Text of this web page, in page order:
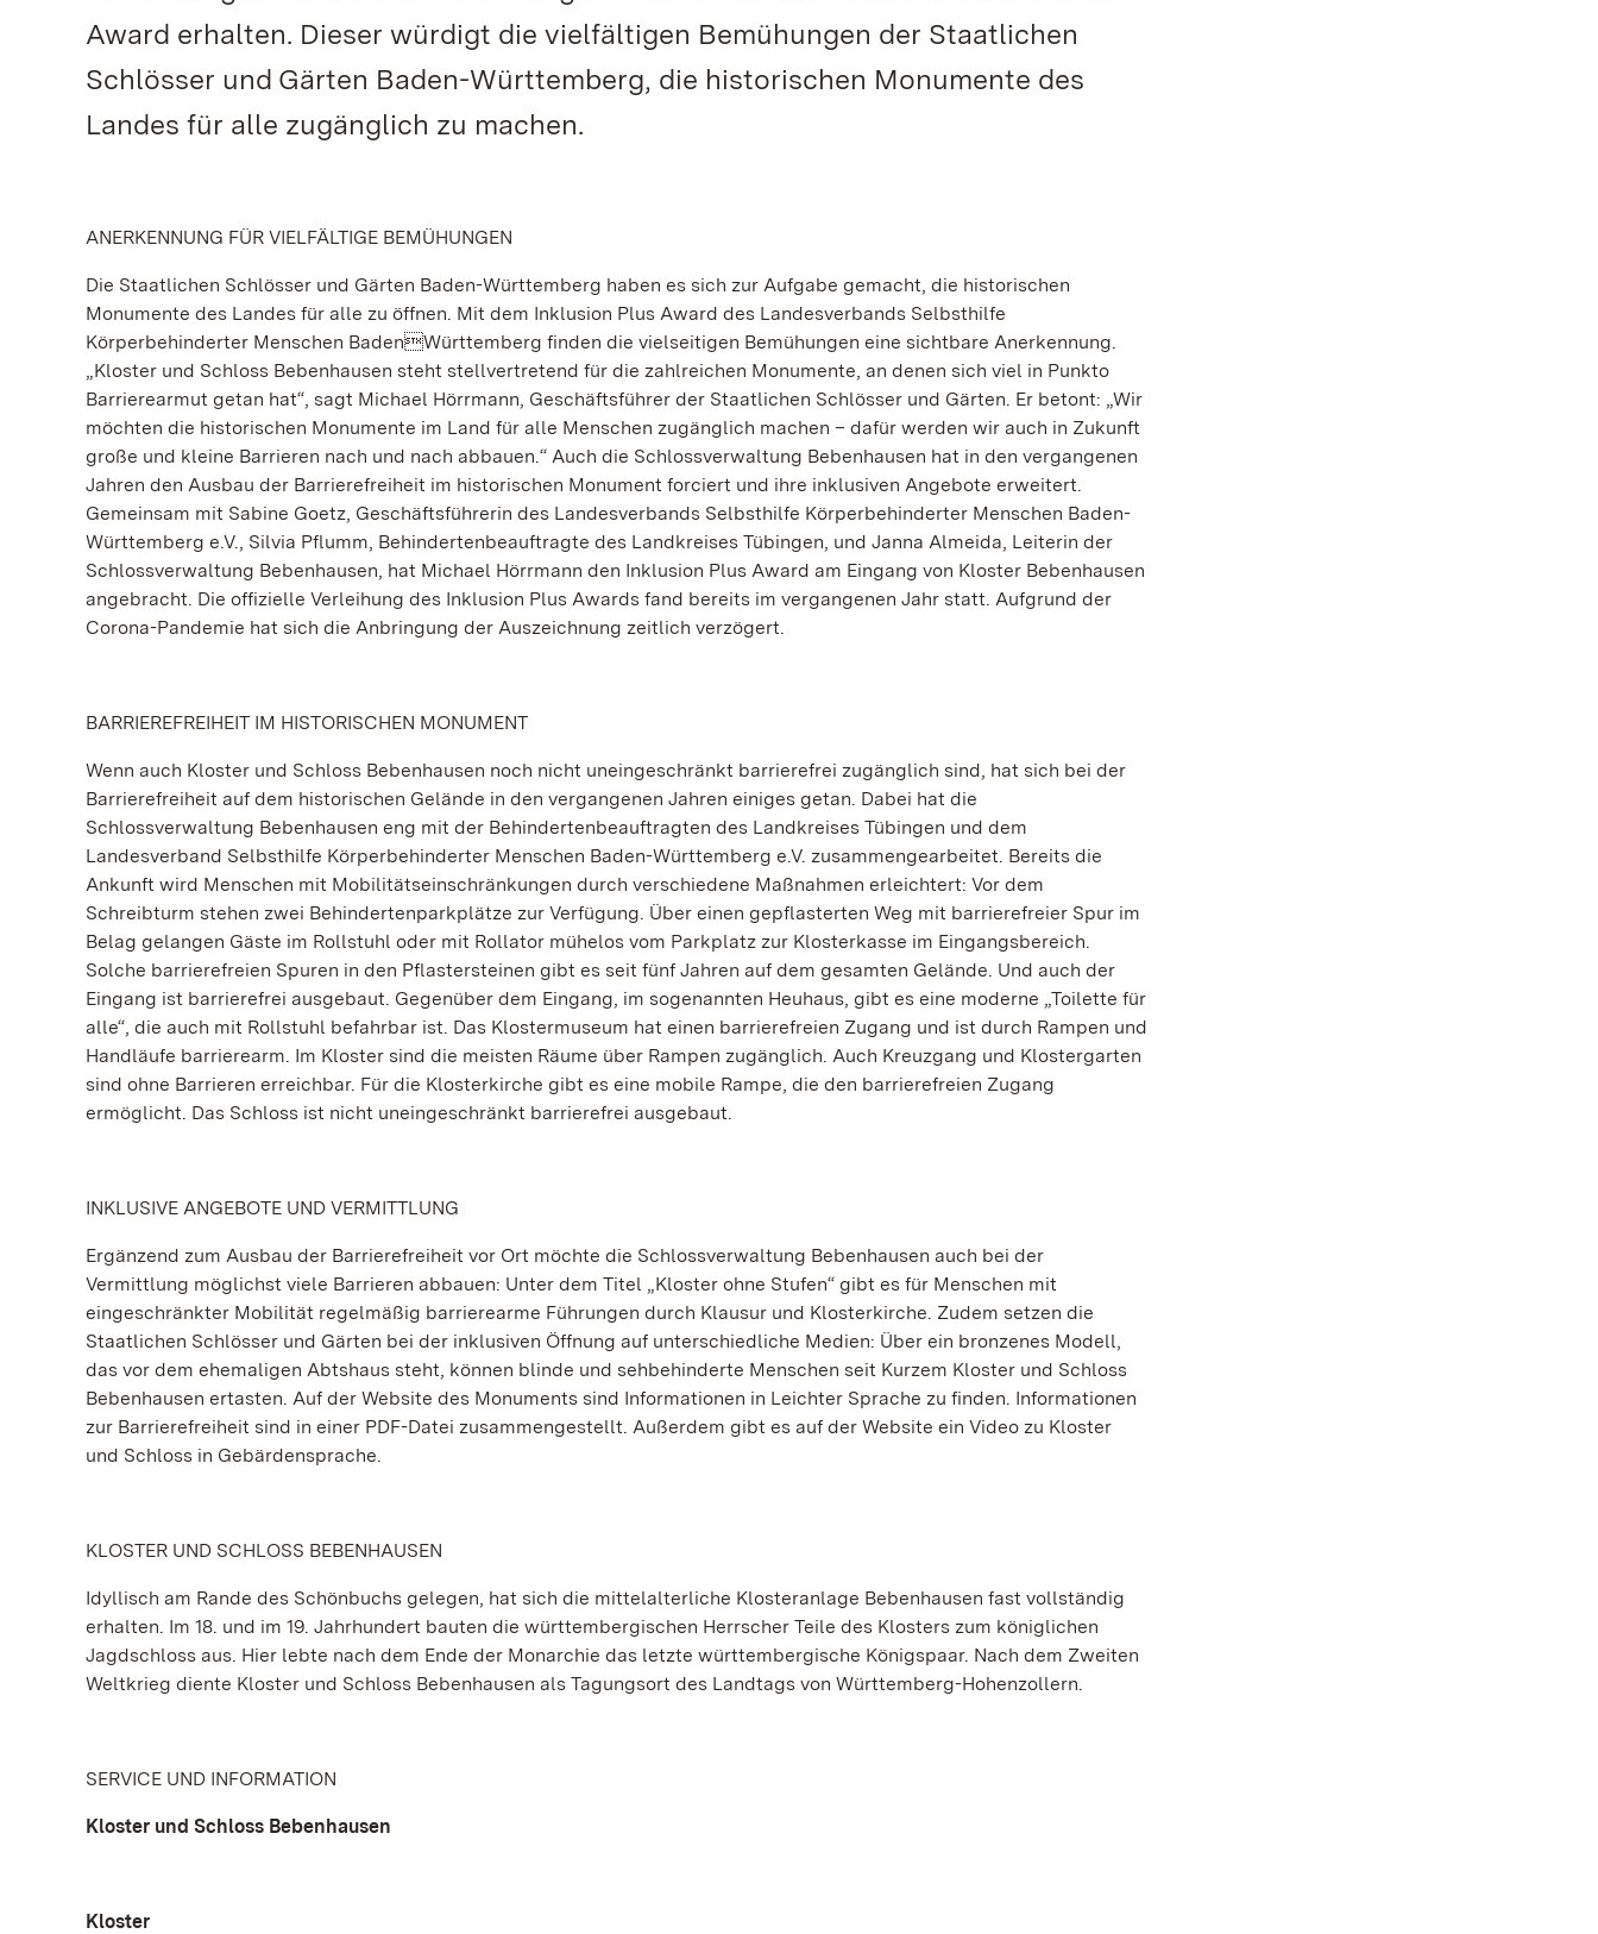
Award erhalten. Dieser würdigt die vielfältigen Bemühungen der Staatlichen
Schlösser und Gärten Baden-Württemberg, die historischen Monumente des
Landes für alle zugänglich zu machen.
ANERKENNUNG FÜR VIELFÄLTIGE BEMÜHUNGEN
Die Staatlichen Schlösser und Gärten Baden-Württemberg haben es sich zur Aufgabe gemacht, die historischen
Monumente des Landes für alle zu öffnen. Mit dem Inklusion Plus Award des Landesverbands Selbsthilfe
Körperbehinderter Menschen BadenWürttemberg finden die vielseitigen Bemühungen eine sichtbare Anerkennung.
„Kloster und Schloss Bebenhausen steht stellvertretend für die zahlreichen Monumente, an denen sich viel in Punkto
Barrierearmut getan hat“, sagt Michael Hörrmann, Geschäftsführer der Staatlichen Schlösser und Gärten. Er betont: „Wir
möchten die historischen Monumente im Land für alle Menschen zugänglich machen – dafür werden wir auch in Zukunft
große und kleine Barrieren nach und nach abbauen.“ Auch die Schlossverwaltung Bebenhausen hat in den vergangenen
Jahren den Ausbau der Barrierefreiheit im historischen Monument forciert und ihre inklusiven Angebote erweitert.
Gemeinsam mit Sabine Goetz, Geschäftsführerin des Landesverbands Selbsthilfe Körperbehinderter Menschen Baden-
Württemberg e.V., Silvia Pflumm, Behindertenbeauftragte des Landkreises Tübingen, und Janna Almeida, Leiterin der
Schlossverwaltung Bebenhausen, hat Michael Hörrmann den Inklusion Plus Award am Eingang von Kloster Bebenhausen
angebracht. Die offizielle Verleihung des Inklusion Plus Awards fand bereits im vergangenen Jahr statt. Aufgrund der
Corona-Pandemie hat sich die Anbringung der Auszeichnung zeitlich verzögert.
BARRIEREFREIHEIT IM HISTORISCHEN MONUMENT
Wenn auch Kloster und Schloss Bebenhausen noch nicht uneingeschränkt barrierefrei zugänglich sind, hat sich bei der
Barrierefreiheit auf dem historischen Gelände in den vergangenen Jahren einiges getan. Dabei hat die
Schlossverwaltung Bebenhausen eng mit der Behindertenbeauftragten des Landkreises Tübingen und dem
Landesverband Selbsthilfe Körperbehinderter Menschen Baden-Württemberg e.V. zusammengearbeitet. Bereits die
Ankunft wird Menschen mit Mobilitätseinschränkungen durch verschiedene Maßnahmen erleichtert: Vor dem
Schreibturm stehen zwei Behindertenparkplätze zur Verfügung. Über einen gepflasterten Weg mit barrierefreier Spur im
Belag gelangen Gäste im Rollstuhl oder mit Rollator mühelos vom Parkplatz zur Klosterkasse im Eingangsbereich.
Solche barrierefreien Spuren in den Pflastersteinen gibt es seit fünf Jahren auf dem gesamten Gelände. Und auch der
Eingang ist barrierefrei ausgebaut. Gegenüber dem Eingang, im sogenannten Heuhaus, gibt es eine moderne „Toilette für
alle“, die auch mit Rollstuhl befahrbar ist. Das Klostermuseum hat einen barrierefreien Zugang und ist durch Rampen und
Handläufe barrierearm. Im Kloster sind die meisten Räume über Rampen zugänglich. Auch Kreuzgang und Klostergarten
sind ohne Barrieren erreichbar. Für die Klosterkirche gibt es eine mobile Rampe, die den barrierefreien Zugang
ermöglicht. Das Schloss ist nicht uneingeschränkt barrierefrei ausgebaut.
INKLUSIVE ANGEBOTE UND VERMITTLUNG
Ergänzend zum Ausbau der Barrierefreiheit vor Ort möchte die Schlossverwaltung Bebenhausen auch bei der
Vermittlung möglichst viele Barrieren abbauen: Unter dem Titel „Kloster ohne Stufen“ gibt es für Menschen mit
eingeschränkter Mobilität regelmäßig barrierearme Führungen durch Klausur und Klosterkirche. Zudem setzen die
Staatlichen Schlösser und Gärten bei der inklusiven Öffnung auf unterschiedliche Medien: Über ein bronzenes Modell,
das vor dem ehemaligen Abtshaus steht, können blinde und sehbehinderte Menschen seit Kurzem Kloster und Schloss
Bebenhausen ertasten. Auf der Website des Monuments sind Informationen in Leichter Sprache zu finden. Informationen
zur Barrierefreiheit sind in einer PDF-Datei zusammengestellt. Außerdem gibt es auf der Website ein Video zu Kloster
und Schloss in Gebärdensprache.
KLOSTER UND SCHLOSS BEBENHAUSEN
Idyllisch am Rande des Schönbuchs gelegen, hat sich die mittelalterliche Klosteranlage Bebenhausen fast vollständig
erhalten. Im 18. und im 19. Jahrhundert bauten die württembergischen Herrscher Teile des Klosters zum königlichen
Jagdschloss aus. Hier lebte nach dem Ende der Monarchie das letzte württembergische Königspaar. Nach dem Zweiten
Weltkrieg diente Kloster und Schloss Bebenhausen als Tagungsort des Landtags von Württemberg-Hohenzollern.
SERVICE UND INFORMATION
Kloster und Schloss Bebenhausen
Kloster